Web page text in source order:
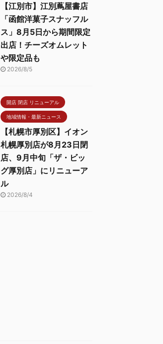
【江別市】江別蔦屋書店
「函館洋菓子スナッフル
ス」8月5日から期間限定
出店！チーズオムレット
や限定品も
2026/8/5
開店 閉店 リニューアル
地域情報・最新ニュース
【札幌市厚別区】イオン
札幌厚別店が8月23日閉
店、9月中旬「ザ・ビッ
グ厚別店」にリニューア
ル
2026/8/4